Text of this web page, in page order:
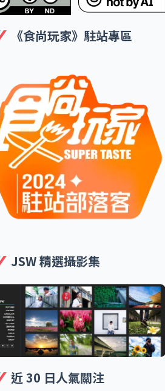
《食尚玩家》駐站專區
JSW 精選攝影集
近 30 日人氣關注